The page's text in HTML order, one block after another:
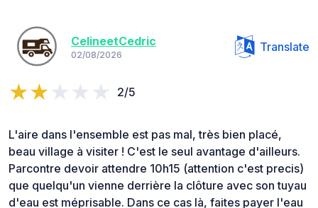
CelineetCedric
02/08/2026
Translate
2/5
L'aire dans l'ensemble est pas mal, très bien placé,
beau village à visiter ! C'est le seul avantage d'ailleurs.
Parcontre devoir attendre 10h15 (attention c'est precis)
que quelqu'un vienne derrière la clôture avec son tuyau
d'eau est méprisable. Dans ce cas là, faites payer l'eau